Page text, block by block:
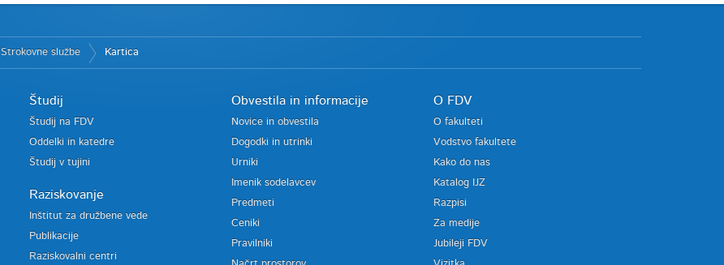
Strokovne službe Kartica
Študij
Študij na FDV
Oddelki in katedre
Študij v tujini
Raziskovanje
Inštitut za družbene vede
Publikacije
Raziskovalni centri
Obvestila in informacije
Novice in obvestila
Dogodki in utrinki
Urniki
Imenik sodelavcev
Predmeti
Ceniki
Pravilniki
O FDV
O fakulteti
Vodstvo fakultete
Kako do nas
Katalog IJZ
Razpisi
Za medije
Jubileji FDV